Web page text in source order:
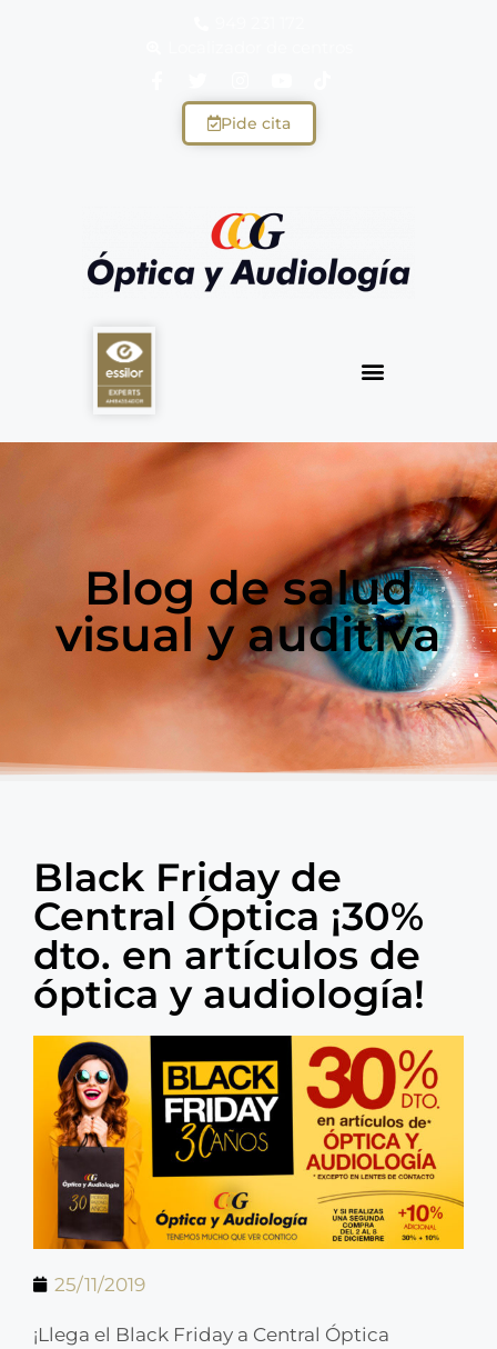
Pide cita
Blog de salud
visual y auditiva
Black Friday de
Central Óptica ¡30%
dto. en artículos de
óptica y audiología!
25/11/2019
¡Llega el Black Friday a Central Óptica